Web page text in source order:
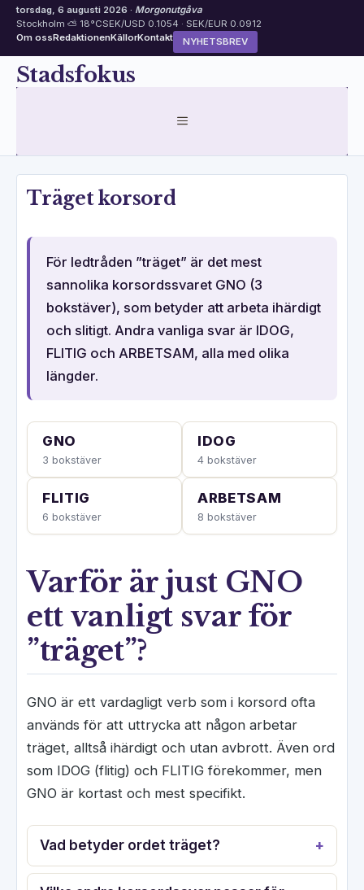
torsdag, 6 augusti 2026 · Morgonutgåva
Stockholm ⛅ 18°CSEK/USD 0.1054 · SEK/EUR 0.0912
Om ossRedaktionenKällorKontakt NYHETSBREV
HoppaStadsfokus
MENY
Träget korsord
För ledtråden ”träget” är det mest
sannolika korsordssvaret GNO (3
bokstäver), som betyder att arbeta ihärdigt
och slitigt. Andra vanliga svar är IDOG,
FLITIG och ARBETSAM, alla med olika
längder.
GNO
3 bokstäver
IDOG
4 bokstäver
FLITIG
6 bokstäver
ARBETSAM
8 bokstäver
Varför är just GNO
ett vanligt svar för
”träget”?
GNO är ett vardagligt verb som i korsord ofta
används för att uttrycka att någon arbetar
träget, alltså ihärdigt och utan avbrott. Även ord
som IDOG (flitig) och FLITIG förekommer, men
GNO är kortast och mest specifikt.
Vad betyder ordet träget?